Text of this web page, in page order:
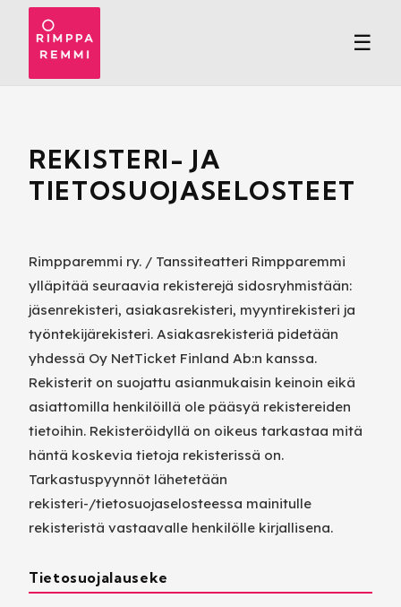
☰
REKISTERI- JA
TIETOSUOJASELOSTEET
Rimpparemmi ry. / Tanssiteatteri Rimpparemmi
ylläpitää seuraavia rekisterejä sidosryhmistään:
jäsenrekisteri, asiakasrekisteri, myyntirekisteri ja
työntekijärekisteri. Asiakasrekisteriä pidetään
yhdessä Oy NetTicket Finland Ab:n kanssa.
Rekisterit on suojattu asianmukaisin keinoin eikä
asiattomilla henkilöillä ole pääsyä rekistereiden
tietoihin. Rekisteröidyllä on oikeus tarkastaa mitä
häntä koskevia tietoja rekisterissä on.
Tarkastuspyynnöt lähetetään
rekisteri-/tietosuojaselosteessa mainitulle
rekisteristä vastaavalle henkilölle kirjallisena.
Tietosuojalauseke